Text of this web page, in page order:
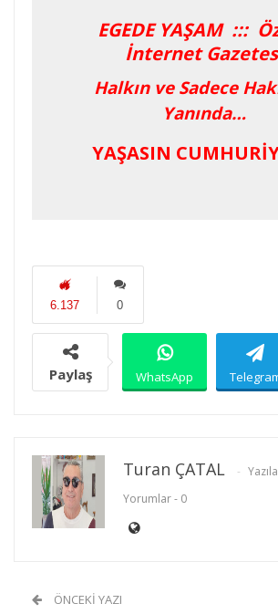
EGEDE YAŞAM :::
İnternet
Halkın ve Sadece
Yanında…
YAŞASIN
0
6.137
Paylaş WhatsApp
Turan ÇATAL
Yorumlar - 0
ÖNCEKI YAZI